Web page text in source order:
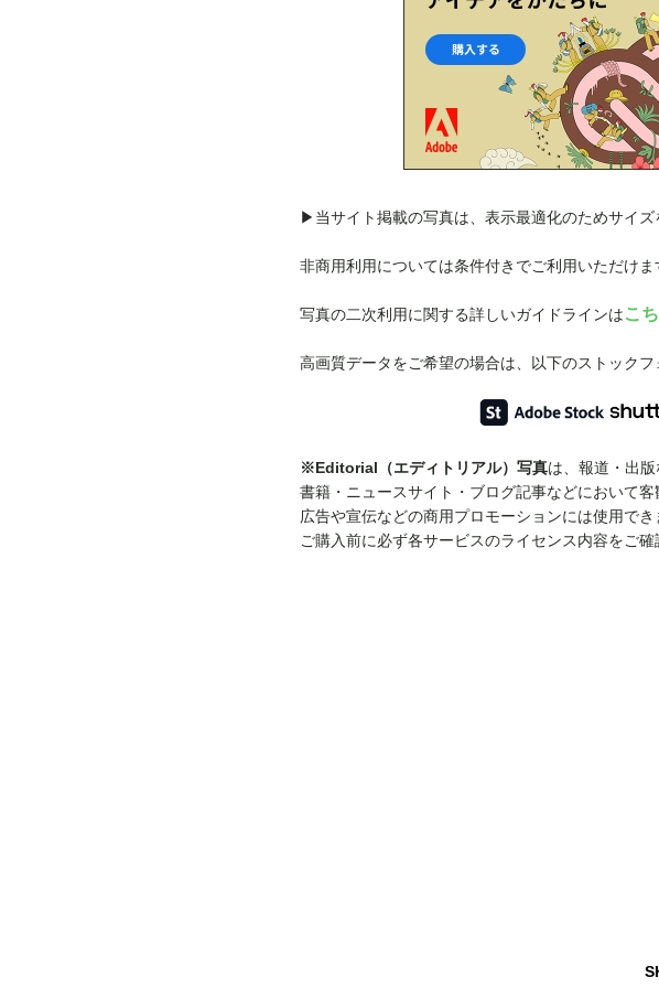
▶︎当サイト掲載の写真は、表示最適化のためサイズ
非商用利用については条件付きでご利用いただけま
写真の二次利用に関する詳しいガイドラインはこ
高画質データをご希望の場合は、以下のストックフ
※Editorial（エディトリアル）写真は、報道・出
書籍・ニュースサイト・ブログ記事などにおいて客
広告や宣伝などの商用プロモーションには使用でき
ご購入前に必ず各サービスのライセンス内容をご確